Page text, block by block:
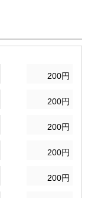
200円
200円
200円
200円
200円